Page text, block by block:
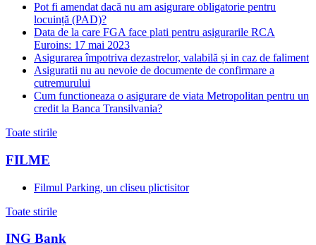
Pot fi amendat dacă nu am asigurare obligatorie pentru
locuință (PAD)?
Data de la care FGA face plati pentru asigurarile RCA
Euroins: 17 mai 2023
Asigurarea împotriva dezastrelor, valabilă și in caz de faliment
Asiguratii nu au nevoie de documente de confirmare a
cutremurului
Cum functioneaza o asigurare de viata Metropolitan pentru un
credit la Banca Transilvania?
Toate stirile
FILME
Filmul Parking, un cliseu plictisitor
Toate stirile
ING Bank